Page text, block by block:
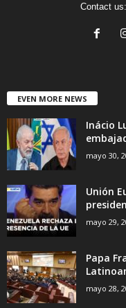
Contact us:
EVEN MORE NEWS
Inácio
mayo 30,
Unión
mayo 29,
Papa
mayo 28,